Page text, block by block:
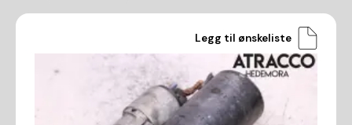
Legg til ønskeliste